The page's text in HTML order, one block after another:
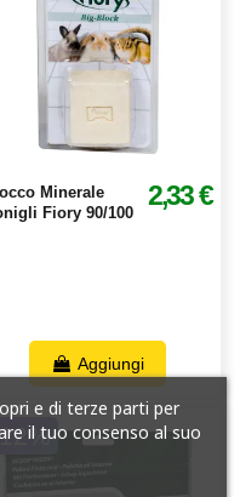
Minerale
Fiory 90/100
2,33 €
Aggiungi
e di terze parti per
il tuo consenso al suo